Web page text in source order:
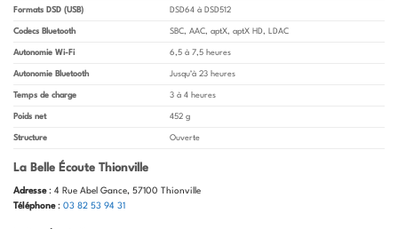
Formats DSD (USB) DSD64 à DSD512
Codecs Bluetooth SBC, AAC, aptX, aptX HD, LDAC
Autonomie Wi-Fi 6,5 à 7,5 heures
Autonomie Bluetooth Jusqu’à 23 heures
Temps de charge 3 à 4 heures
Poids net 452 g
Structure Ouverte
La Belle Écoute Thionville
Adresse: 4 Rue Abel Gance, 57100 Thionville
Téléphone: 03 82 53 94 31